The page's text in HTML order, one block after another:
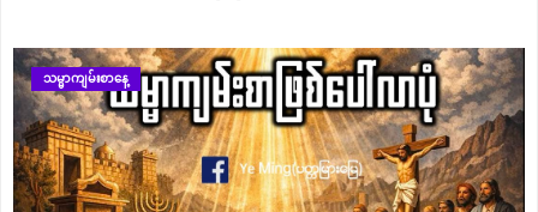
သမ္မာကျမ်းစာနေ့